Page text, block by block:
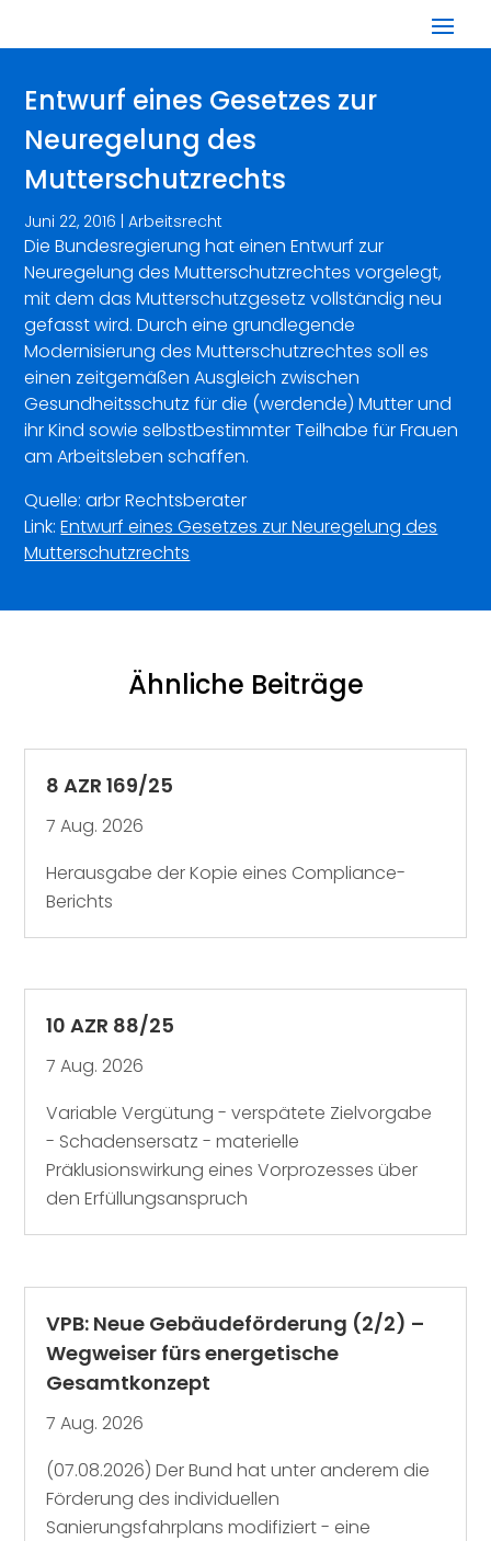
Entwurf eines Gesetzes zur
Neuregelung des
Mutterschutzrechts
Juni 22, 2016 |Arbeitsrecht
Die Bundesregierung hat einen Entwurf zur
Neuregelung des Mutterschutzrechtes vorgelegt,
mit dem das Mutterschutzgesetz vollständig neu
gefasst wird. Durch eine grundlegende
Modernisierung des Mutterschutzrechtes soll es
einen zeitgemäßen Ausgleich zwischen
Gesundheitsschutz für die (werdende) Mutter und
ihr Kind sowie selbstbestimmter Teilhabe für Frauen
am Arbeitsleben schaffen.
Quelle: arbr Rechtsberater
Link:Entwurf eines Gesetzes zur Neuregelung des
Mutterschutzrechts
Ähnliche Beiträge
8 AZR 169/25
7 Aug. 2026
Herausgabe der Kopie eines Compliance-
Berichts
10 AZR 88/25
7 Aug. 2026
Variable Vergütung - verspätete Zielvorgabe
- Schadensersatz - materielle
Präklusionswirkung eines Vorprozesses über
den Erfüllungsanspruch
VPB: Neue Gebäudeförderung (2/2) –
Wegweiser fürs energetische
Gesamtkonzept
7 Aug. 2026
(07.08.2026) Der Bund hat unter anderem die
Förderung des individuellen
Sanierungsfahrplans modifiziert - eine